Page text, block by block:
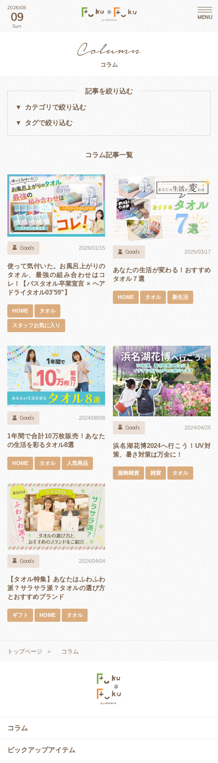
2026/08
09
Sun
コラム
記事を絞り込む
カテゴリで絞り込む
タグで絞り込む
コラム記事一覧
使って気付いた。お風呂上がりの
タオル、最強の組み合わせはコ
レ！【バスタオル卒業宣言 × ヘア
ドライタオル03’59”】
Goods 2026/01/15
HOME タオル
スタッフお気に入り
あなたの生活が変わる！おすすめ
タオル７選
Goods 2025/03/17
HOME タオル 新生活
1年間で合計10万枚販売！あなた
の生活を彩るタオル8選
Goods 2024/08/08
HOME タオル 人気商品
浜名湖花博2024へ行こう！UV対
策、暑さ対策は万全に！
Goods 2024/04/25
服飾雑貨 雑貨 タオル
【タオル特集】あなたはふわふわ
派？サラサラ派？タオルの選び方
とおすすめブランド
Goods 2024/04/04
ギフト HOME タオル
トップページ コラム
コラム
ピックアップアイテム
MENU